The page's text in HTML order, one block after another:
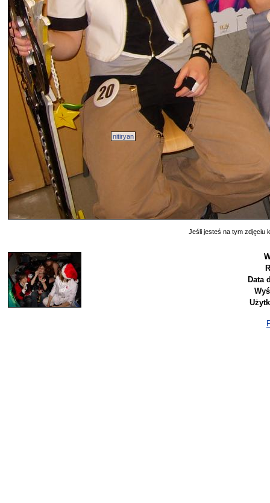
nitiryan
Jeśli jesteś na tym zdjęciu
Data